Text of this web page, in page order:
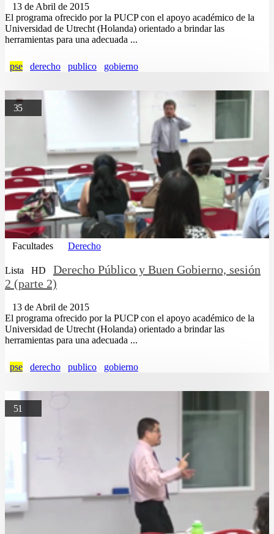
13 de Abril de 2015
El programa ofrecido por la PUCP con el apoyo académico de la
Universidad de Utrecht (Holanda) orientado a brindar las
herramientas para una adecuada ...
pse derecho publico gobierno
35
Facultades Derecho
Lista HD
Derecho Público y Buen Gobierno, sesión
2 (parte 2)
13 de Abril de 2015
El programa ofrecido por la PUCP con el apoyo académico de la
Universidad de Utrecht (Holanda) orientado a brindar las
herramientas para una adecuada ...
pse derecho publico gobierno
51